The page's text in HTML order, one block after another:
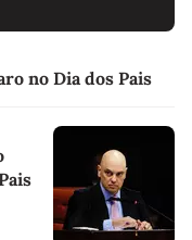
no Dia dos Pais